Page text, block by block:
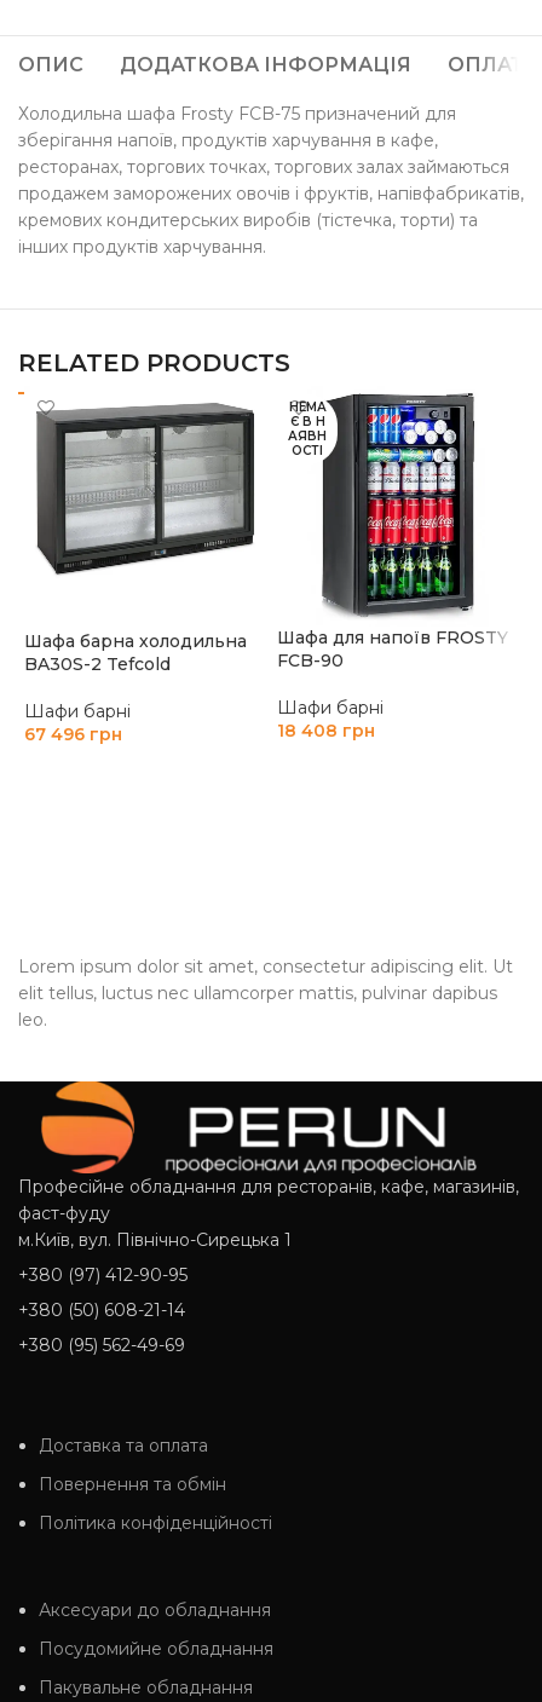
ОПИС ДОДАТКОВА ІНФОРМАЦІЯ ОПЛАТА
Холодильна шафа Frosty FCB-75 призначений для
зберігання напоїв, продуктів харчування в кафе,
ресторанах, торгових точках, торгових залах займаються
продажем заморожених овочів і фруктів, напівфабрикатів,
кремових кондитерських виробів (тістечка, торти) та
інших продуктів харчування.
RELATED PRODUCTS
Шафа барна холодильна
BA30S-2 Tefcold
Шафи барні
67 496 грн
НЕМА
Є В Н
АЯВН
ОСТІ
Шафа для напоїв FROSTY
FCB-90
Шафи барні
18 408 грн
Lorem ipsum dolor sit amet, consectetur adipiscing elit. Ut
elit tellus, luctus nec ullamcorper mattis, pulvinar dapibus
leo.
Професійне обладнання для ресторанів, кафе, магазинів,
фаст-фуду
м.Київ, вул. Північно-Сирецька 1
+380 (97) 412-90-95
+380 (50) 608-21-14
+380 (95) 562-49-69
Доставка та оплата
Повернення та обмін
Політика конфіденційності
Аксесуари до обладнання
Посудомийне обладнання
Пакувальне обладнання